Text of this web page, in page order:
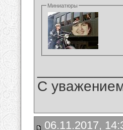
Миниатюры
С
06.11.2017,